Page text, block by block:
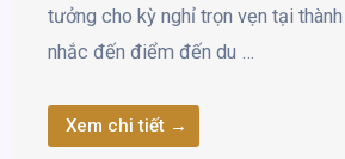
tưởng cho kỳ nghỉ trọn vẹn tại
nhắc đến điểm đến du …
Xem chi tiết →